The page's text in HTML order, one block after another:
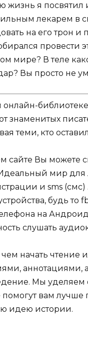
жизнь я посвятил
лекарем в
на его трон
провести
мире? В теле
Вы просто не
знаменитых
теми, кто
сайте Вы можете
мир для
и sms
будь то
на
слушать
начать чтение
аннотациями,
Мы уделяем
помогут вам лучше
идею истории.